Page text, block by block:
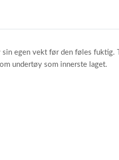
sin egen vekt før den føles fuktig.
undertøy som innerste laget.